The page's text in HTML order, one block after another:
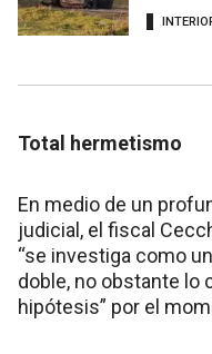
Total hermetismo
En medio de un
judicial, el fiscal
“se investiga como
doble, no obstante lo
hipótesis” por el